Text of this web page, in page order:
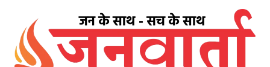
content